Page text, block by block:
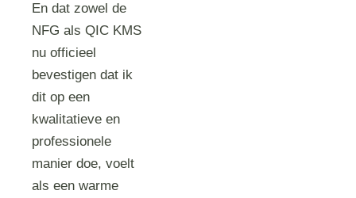
En dat zowel de
NFG als QIC KMS
nu officieel
bevestigen dat ik
dit op een
kwalitatieve en
professionele
manier doe, voelt
als een warme